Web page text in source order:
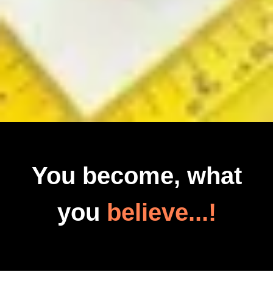
You become, what
you believe...!